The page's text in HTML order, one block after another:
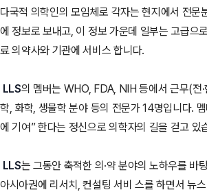
다국적 의학인의 모임체로 각자는 현지에서 전문
에 정보로 보내고, 이 정보 가운데 일부는 고급으
료 의약사와 기관에 서비스 합니다.
LLS의 멤버는 WHO, FDA, NIH 등에서 근무(전
학, 화학, 생물학 분야 등의 전문가 14명입니다.
에 기여” 한다는 정신으로 의학자의 길을 걷고 있
LLS는 그동안 축적한 의·약 분야의 노하우를 바
아시아권에 리서치, 컨설팅 서비 스를 하면서 뉴